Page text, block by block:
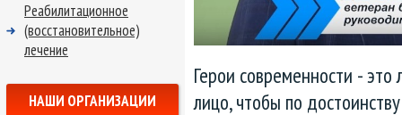
Герои современности -
лицо, чтобы по
Реабилитационное
(восстановительное)
лечение
НАШИ ОРГАНИЗАЦИИ